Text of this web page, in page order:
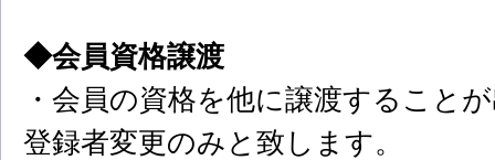
◆会員資格譲渡
・会員の資格を他に譲渡すること
登録者変更のみと致します。